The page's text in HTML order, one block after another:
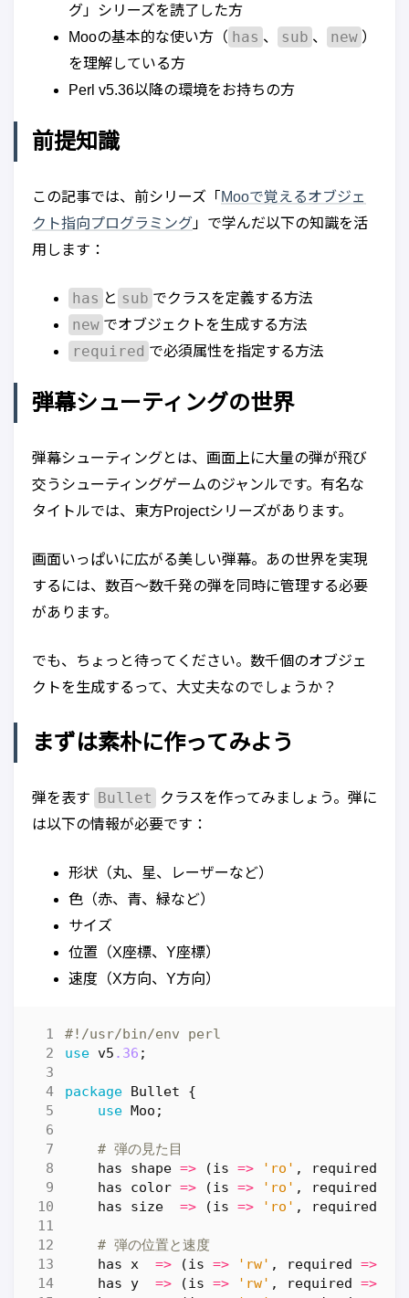
グ」シリーズを読了した方
Mooの基本的な使い方（ has 、 sub 、 new ）
を理解している方
Perl v5.36以降の環境をお持ちの方
前提知識
この記事では、前シリーズ「 Mooで覚えるオブジェ
クト指向プログラミング 」で学んだ以下の知識を活
用します：
has と sub でクラスを定義する方法
new でオブジェクトを生成する方法
required で必須属性を指定する方法
弾幕シューティングの世界
弾幕シューティングとは、画面上に大量の弾が飛び
交うシューティングゲームのジャンルです。有名な
タイトルでは、東方Projectシリーズがあります。
画面いっぱいに広がる美しい弾幕。あの世界を実現
するには、数百〜数千発の弾を同時に管理する必要
があります。
でも、ちょっと待ってください。数千個のオブジェ
クトを生成するって、大丈夫なのでしょうか？
まずは素朴に作ってみよう
弾を表す Bullet
クラスを作ってみましょう。弾に
は以下の情報が必要です：
形状（丸、星、レーザーなど）
色（赤、青、緑など）
サイズ
位置（X座標、Y座標）
速度（X方向、Y方向）
#!/usr/bin/env perl
use v5 .36 ;
package Bullet
{
use Moo ;
# 弾の見た目
has
shape => (is => 'ro' , required
has
color => (is => 'ro' , required
has
size => (is => 'ro' , required
# 弾の位置と速度
has x => (is => 'rw' , required =>
has
y => (is => 'rw' , required =>